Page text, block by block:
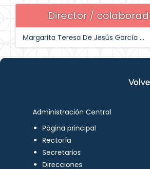
Director /
Margarita Teresa De Jesús García ...
Administración Central
Página principal
Rectoría
Secretarios
Direcciones